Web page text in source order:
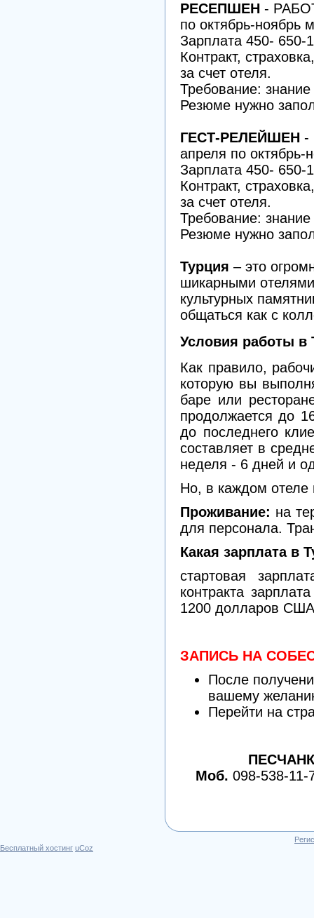
РЕСЕПШЕН -
по октябрь-ноябрь
Зарплата 450- 650-
Контракт,
за счет отеля.
Требование:
Резюме нужно
ГЕСТ-РЕЛЕЙШЕН -
апреля по октябрь-
Зарплата 450- 650-
Контракт,
за счет отеля.
Требование:
Резюме нужно
Турция – это
шикарными
культурных
общаться как с
Условия работы в
Как правило,
которую вы
баре или
продолжается до
до последнего
составляет в
неделя - 6 дней и
Но, в каждом отеле
Проживание: на
для персонала.
Какая зарплата в
стартовая
контракта
1200 долларов
ЗАПИСЬ НА
После
вашему
Перейти на
Моб. 098-538-
Бесплатный хостинг uCoz